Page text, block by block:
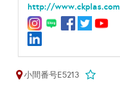
http://www.ckplas.com
小間番号E5213